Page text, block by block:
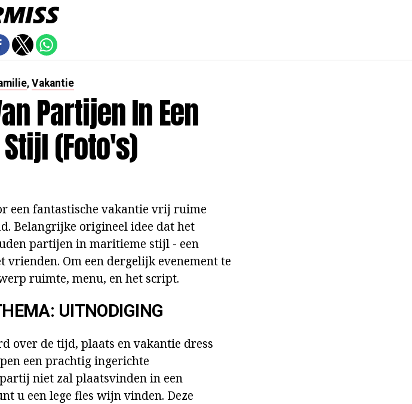
, Vakantie
Partijen In Een
(foto's)
een fantastische vakantie vrij ruime
Belangrijke origineel idee dat het
partijen in maritieme stijl - een
Om een dergelijk evenement te
ruimte, menu, en het script.
UITNODIGING
over de tijd, plaats en vakantie dress
een prachtig ingerichte
niet zal plaatsvinden in een
u een lege fles wijn vinden. Deze